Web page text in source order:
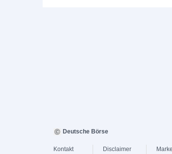
Deutsche Börse
Kontakt
Disclaimer